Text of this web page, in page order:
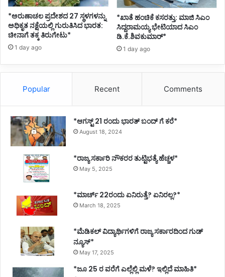
*ಅರುಣಾಚಲ ಪ್ರದೇಶದ 27 ಸ್ಥಳಗಳನ್ನು
ಅಧಿಕೃತ ನಕ್ಷೆಯಲ್ಲಿ ಗುರುತಿಸಿದ ಭಾರತ:
ಚೀನಾಗೆ ತಕ್ಕ ತಿರುಗೇಟು*
1 day ago
*ಖಾತೆ ಹಂಚಿಕೆ ಕಸರತ್ತು: ಮಾಜಿ ಸಿಎಂ
ಸಿದ್ದರಾಮಯ್ಯ ಭೇಟಿಯಾದ ಸಿಎಂ
ಡಿ.ಕೆ.ಶಿವಕುಮಾರ್*
1 day ago
Popular Recent Comments
*ಆಗಸ್ಟ್ 21 ರಂದು ಭಾರತ್‌ ಬಂದ್‌ ಗೆ ಕರೆ*
August 18, 2024
*ರಾಜ್ಯ ಸರ್ಕಾರಿ ನೌಕರರ ತುಟ್ಟಿಭತ್ಯೆ ಹೆಚ್ಚಳ*
May 5, 2025
*ಮಾರ್ಚ್ 22ರಂದು ಏನಿರುತ್ತೆ? ಏನಿರಲ್ಲ?*
March 18, 2025
*ಮೆಡಿಕಲ್ ವಿದ್ಯಾರ್ಥಿಗಳಿಗೆ ರಾಜ್ಯ ಸರ್ಕಾರದಿಂದ ಗುಡ್
ನ್ಯೂಸ್*
May 17, 2025
*ಜೂ 25 ರ ವರೆಗೆ ಎಲ್ಲೆಲ್ಲಿ ಮಳೆ? ಇಲ್ಲಿದೆ ಮಾಹಿತಿ*